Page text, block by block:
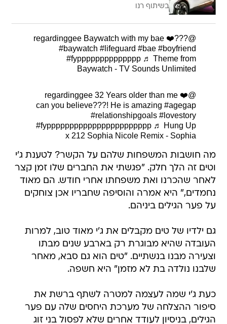
בשיתוף רנו
@regardinggee
Baywatch with my bae ❤️???
#baywatch #lifeguard #bae #boyfriend
#fypppppppppppppp ♬ Theme from
Baywatch - TV Sounds Unlimited
@regardinggee
32 Years older than me ❤️
can you believe???! He is amazing #agegap
#relationshipgoals #lovestory
#fyppppppppppppppppppppppp ♬ Hung Up
x 212 Sophia Nicole Remix - Sophia
מה חושבות המשפחות שלהם על הקשר? לטענת ג'י
וטים זה הלך חלק. "פגשתי את החברים שלו זמן קצר
לאחר שהכרנו ואת משפחתו אחרי חודש. הם מאוד
נחמדים," היא אמרה והוסיפה שחבריו אכן צוחקים
על פער הגילים ביניהם.
גם ילדיו של טים מקבלים את ג'י מאוד טוב, למרות
העובדה שהיא מבוגרת רק בארבע שנים מבתו
וצעירה מבנו בנשתיים. "טים הוא גם סבא, מאחר
שלבנו נולדה בת לא מזמן" היא חשפה.
כעת ג'י שמה לעצמה למטרה לשתף ברשת את
סיפור ההצלחה של מערכת היחסים שלה עם פער
הגילים, בניסיון לעודד אחרים שלא לפסול בני זוג